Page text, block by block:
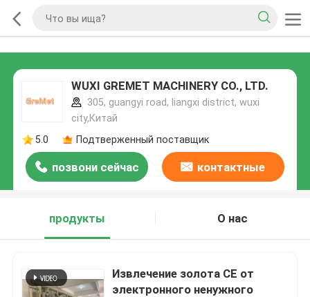
WUXI GREMET MACHINERY CO., LTD.
305, guangyi road, liangxi district, wuxi
city,Китай
5.0
Подтверженный поставщик
позвони сейчас контактные
продукты
О нас
Извлечение золота CE от
электронного ненужного